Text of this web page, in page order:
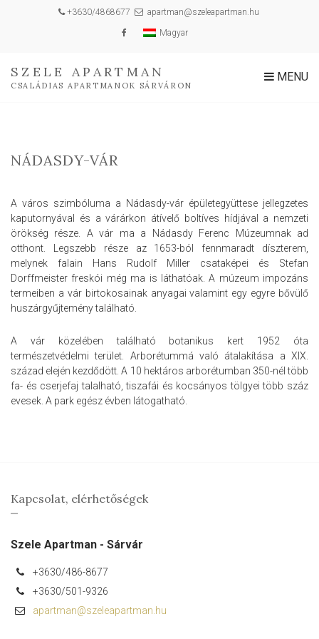
+3630/4868677 apartman@szeleapartman.hu
Magyar
SZELE APARTMAN
CSALÁDIAS APARTMANOK SÁRVÁRON
MENU
NÁDASDY-VÁR
A város szimbóluma a Nádasdy-vár épületegyüttese jellegzetes
kaputornyával és a várárkon átívelő boltíves hídjával a nemzeti
örökség része. A vár ma a Nádasdy Ferenc Múzeumnak ad
otthont. Legszebb része az 1653-ból fennmaradt díszterem,
melynek falain Hans Rudolf Miller csataképei és Stefan
Dorffmeister freskói még ma is láthatóak. A múzeum impozáns
termeiben a vár birtokosainak anyagai valamint egy egyre bővülő
huszárgyűjtemény található.
A vár közelében található botanikus kert 1952 óta
természetvédelmi terület. Arborétummá való átalakítása a XIX.
század elején kezdődött. A 10 hektáros arborétumban 350-nél több
fa- és cserjefaj talalható, tiszafái és kocsányos tölgyei több száz
evesek. A park egész évben látogatható.
Kapcsolat, elérhetőségek
Szele Apartman - Sárvár
+3630/486-8677
+3630/501-9326
apartman@szeleapartman.hu